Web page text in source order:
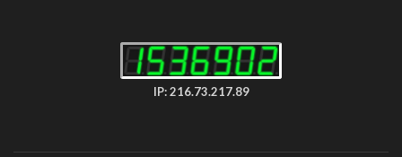
IP: 216.73.217.89